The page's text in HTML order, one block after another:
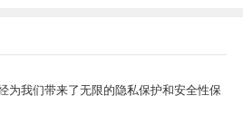
为我们带来了无限的隐私保护和安全性保